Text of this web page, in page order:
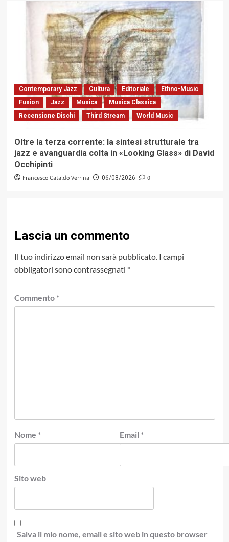
Contemporary Jazz Cultura Editoriale
Ethno-Music
Fusion
Jazz Musica
Musica Classica
Recensione Dischi
Third Stream World Music
Oltre la terza corrente: la sintesi strutturale tra
jazz e avanguardia colta in «Looking Glass» di David
Occhipinti
Francesco Cataldo Verrina 06/08/2026 0
Lascia un commento
Il tuo indirizzo email non sarà pubblicato. I campi
obbligatori sono contrassegnati *
Commento *
Nome * Email *
Sito web
Salva il mio nome, email e sito web in questo browser